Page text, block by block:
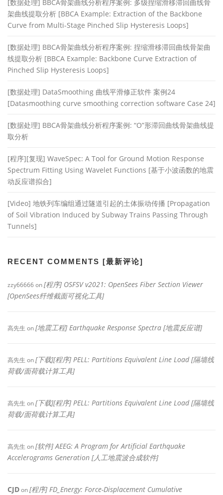
[数据处理] BBCA骨架曲线分析程序案例: 多级捏缩滑移滞回曲线骨
架曲线提取分析 [BBCA Example: Extraction of the Backbone
Curve from Multi-Stage Pinched Slip Hysteresis Loops]
[数据处理] BBCA骨架曲线分析程序案例: 捏缩滑移滞回曲线骨架曲
线提取分析 [BBCA Example: Backbone Curve Extraction of
Pinched Slip Hysteresis Loops]
[数据处理] DataSmoothing 曲线平滑修正软件 案例24
[Datasmoothing curve smoothing correction software Case 24]
[数据处理] BBCA骨架曲线分析程序案例: “O”形滞回曲线骨架曲线提
取分析
[程序][复现] WaveSpec: A Tool for Ground Motion Response
Spectrum Fitting Using Wavelet Functions [基于小波函数的地震
动反应谱拟合]
[Video] 地铁列车编组通过隧道引起的土体振动传播 [Propagation
of Soil Vibration Induced by Subway Trains Passing Through
Tunnels]
RECENT COMMENTS [最新评论]
zzy66666on[程序] OSFSV v2021: OpenSees Fiber Section Viewer
[OpenSees纤维截面可视化工具]
高先生 on[地震工程] Earthquake Response Spectra [地震反应谱]
高先生 on[下载][程序] PELL: Partitions Equivalent Line Load [隔墙线
荷载/面荷载计算工具]
高先生 on[下载][程序] PELL: Partitions Equivalent Line Load [隔墙线
荷载/面荷载计算工具]
高先生 on[软件] AEEG: A Program for Artificial Earthquake
Accelerograms Generation [人工地震波合成软件]
CJDon[程序] FD_Energy: Force-Displacement Cumulative